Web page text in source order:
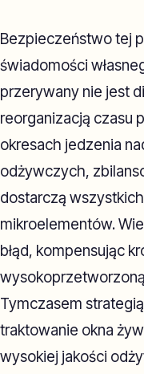
Bezpieczeństwo tej
świadomości
przerywany nie jest
reorganizacją czasu
okresach jedzenia
odżywczych,
dostarczą
mikroelementów.
błąd, kompensując
Tymczasem
traktowanie okna
wysokiej jakości